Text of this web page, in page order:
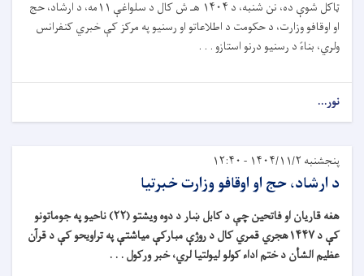
ټاکل شوې ده، نن شنبه، د ۱۴۰۴
هـ ش کال د سلواغې ١١مه، د ارشاد، حج
او اوقافو وزارت، د حکومت د اطلاعاتو او رسنیو په مرکز کې خبري کنفرانس
ولري، بناءً د رسنیو درنو استازو . . .
نور...
پنجشنبه ۱۴۰۴/۱۱/۲ - ۱۲:۴۰
د ارشاد، حج او اوقافو وزارت خبرتیا
هغهقاریان او فاتحین چې د کابل ښار د دوه ویشتو (۲۲) ناحیو په جوماتونو
کې د۱۴۴۷هجري قمري کال د روژې مبارکې میاشتې په تراویحو کې د قرآن
عظیم الشأن د ختم اداء کولو لیولتیا لري،خبر ورکول . . .